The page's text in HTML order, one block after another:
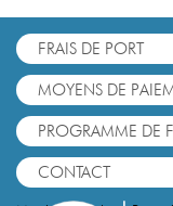
FRAIS DE PORT
MOYENS DE
PROGRAMME DE
CONTACT